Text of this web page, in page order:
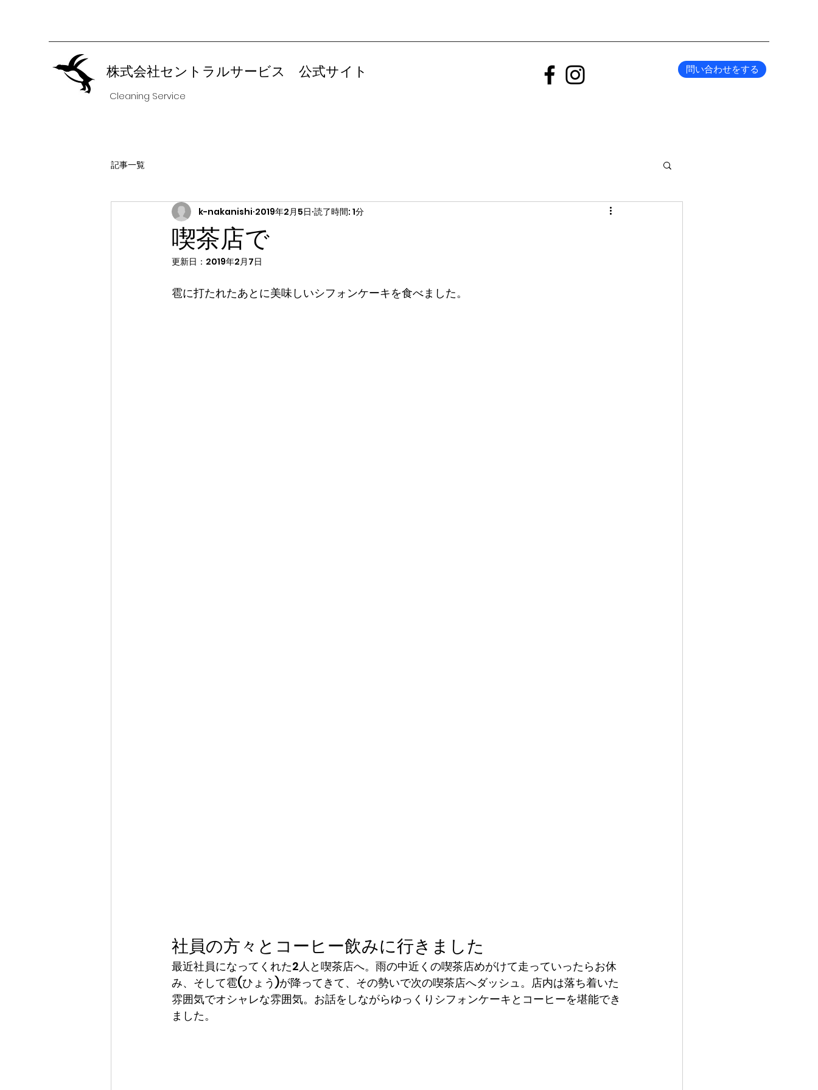
株式会社セントラルサービス 公式サイト
Cleaning Service
問い合わせをする
記事一覧
喫茶店で
k-nakanishi 2019年2月5日 読了時間: 1分
更新日： 2019年2月7日
雹に打たれたあとに美味しいシフォンケーキを食べました。
社員の方々とコーヒー飲みに行きました
最近社員になってくれた2人と喫茶店へ。雨の中近くの喫茶店めがけて走っていったらお休
み、そして雹(ひょう)が降ってきて、その勢いで次の喫茶店へダッシュ。店内は落ち着いた
雰囲気でオシャレな雰囲気。お話をしながらゆっくりシフォンケーキとコーヒーを堪能でき
ました。